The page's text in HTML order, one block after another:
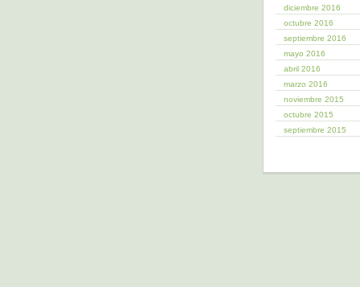
diciembre 2016
octubre 2016
septiembre 2016
mayo 2016
abril 2016
marzo 2016
noviembre 2015
octubre 2015
septiembre 2015